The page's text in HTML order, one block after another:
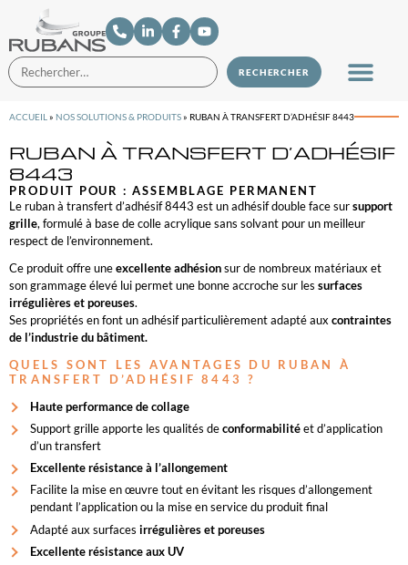
ACCUEIL » NOS SOLUTIONS & PRODUITS» RUBAN À TRANSFERT D’ADHÉSIF 8443
RUBAN À TRANSFERT D’ADHÉSIF
8443
PRODUIT POUR :ASSEMBLAGE PERMANENT
Le ruban à transfert d’adhésif 8443 est un adhésif double face sursupport
grille, formulé à base de colle acrylique sans solvant pour un meilleur
respect de l’environnement.
Ce produit offre uneexcellente adhésionsur de nombreux matériaux et
son grammage élevé lui permet une bonne accroche sur les surfaces
irrégulières et poreuses.
Ses propriétés en font un adhésif particulièrement adapté auxcontraintes
de l’industrie du bâtiment.
QUELS SONT LES AVANTAGES DU RUBAN À
TRANSFERT D’ADHÉSIF 8443 ?
Haute performance de collage
Support grille apporte les qualités deconformabilitéet d’application
d’un transfert
Excellente résistance à l’allongement
Facilite la mise en œuvre tout en évitant les risques d’allongement
pendant l’application ou la mise en service du produit final
Adapté aux surfaces irrégulières et poreuses
Excellente résistance aux UV